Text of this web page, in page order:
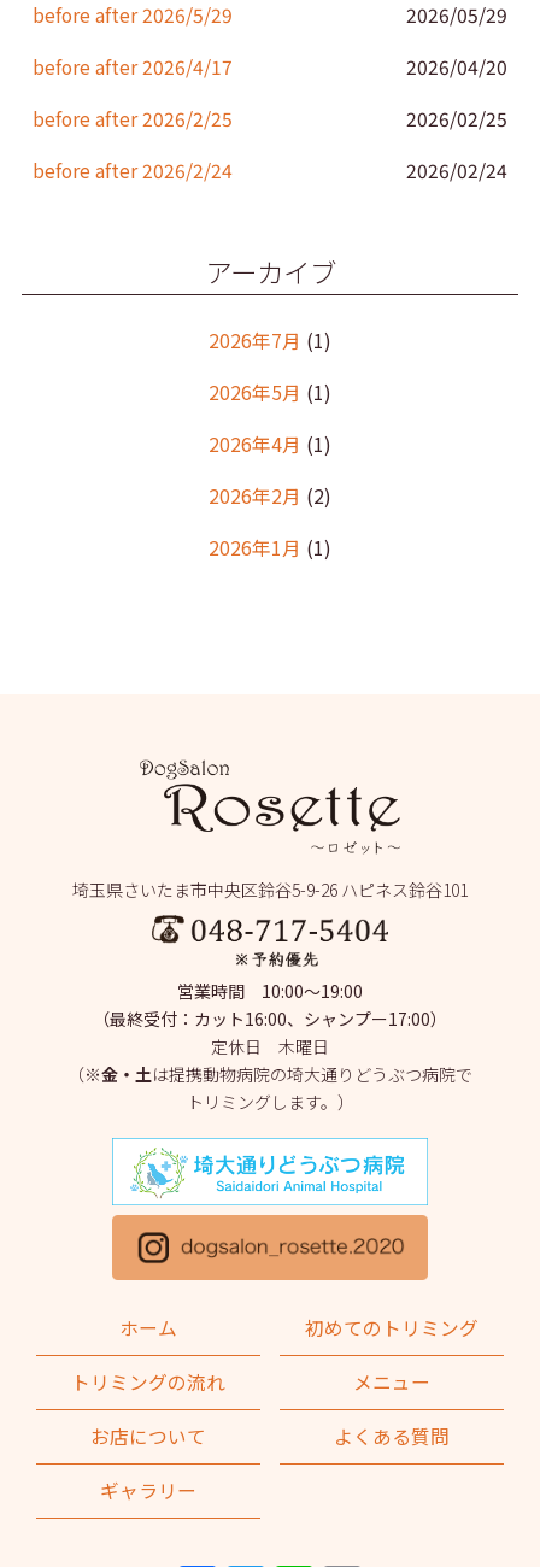
before after 2026/5/29
2026/05/29
before after 2026/4/17
2026/04/20
before after 2026/2/25
2026/02/25
before after 2026/2/24
2026/02/24
アーカイブ
2026年7月 (1)
2026年5月 (1)
2026年4月 (1)
2026年2月 (2)
2026年1月 (1)
2025年8月(2)
(2)
2025年5月(4)
2025年4月
(1)
2025年3月(2)
2025年2月(4)
2025年1月(1)
2024年12月(1)
2024年10月(2)
2024年9月
埼玉県さいたま市中央区鈴谷5-9-26 ハピネス鈴谷101
営業時間 10:00～19:00
（最終受付：カット16:00、シャンプー17:00）
定休日 木曜日
（※金・土は提携動物病院の埼大通りどうぶつ病院で
トリミングします。）
ホーム
初めてのトリミング
トリミングの流れ
メニュー
お店について
よくある質問
ギャラリー